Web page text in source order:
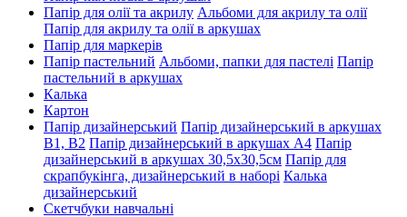
Папір для олії та акрилу Альбоми для акрилу та олії
Папір для акрилу та олії в аркушах
Папір для маркерів
Папір пастельний Альбоми, папки для пастелі Папір
пастельний в аркушах
Калька
Картон
Папір дизайнерський Папір дизайнерський в аркушах
В1, В2 Папір дизайнерський в аркушах А4 Папір
дизайнерський в аркушах 30,5х30,5см Папір для
скрапбукінга, дизайнерський в наборі Калька
дизайнерський
Скетчбуки навчальні